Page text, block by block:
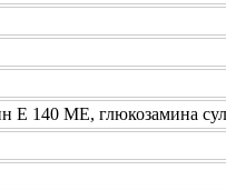
140 МЕ, глюкозамина